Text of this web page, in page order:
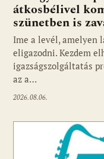
átkosbélivel
szünetben is
Ime a levél, amelyen
eligazodni. Kezdem
igazságszolgáltatás
az a…
2026.08.06.